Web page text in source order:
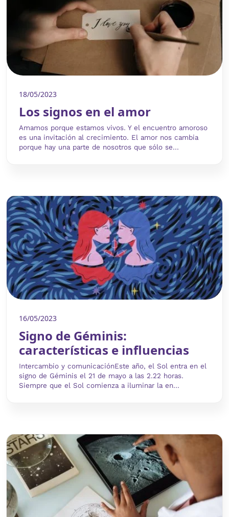
18/05/2023
Los signos en el amor
Amamos porque estamos vivos. Y el encuentro amoroso
es una invitación al crecimiento. El amor nos cambia
porque hay una parte de nosotros que sólo se...
16/05/2023
Signo de Géminis:
características e influencias
Intercambio y comunicaciónEste año, el Sol entra en el
signo de Géminis el 21 de mayo a las 2.22 horas.
Siempre que el Sol comienza a iluminar la en...